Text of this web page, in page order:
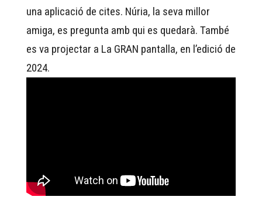
una aplicació de cites. Núria, la seva millor
amiga, es pregunta amb qui es quedarà. També
es va projectar a La GRAN pantalla, en l’edició de
2024.